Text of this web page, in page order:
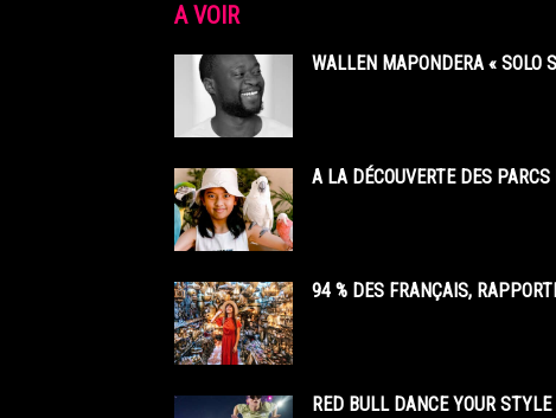
A VOIR
WALLEN MAPONDERA « SOLO
A LA DÉCOUVERTE DES
94 % DES FRANÇAIS,
RED BULL DANCE YOUR